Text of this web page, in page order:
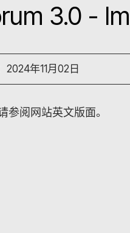
3.0 -
2024年11月02日
参阅网站英文版面。